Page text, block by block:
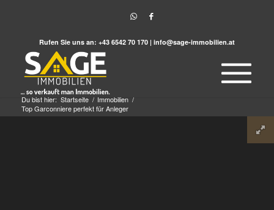
Rufen Sie uns an: +43 6542 70 170 | info@sage-immobilien.at
Du bist hier: Startseite / Immobilien /
Top Garconniere perfekt für Anleger